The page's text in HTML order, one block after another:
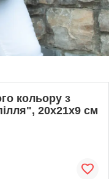
кольору з
20х21х9 см